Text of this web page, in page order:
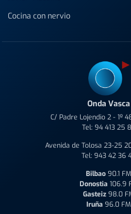
Cocina con nervio
Onda Vasca
C/ Padre Lojendio 2 - 1º
Tel: 94 413 25
Avenida de Tolosa 23-25
Tel: 943 42 36
Bilbao 90.1 FM
Donostia 106.9
Gasteiz 98.0
Iruña 96.0 FM